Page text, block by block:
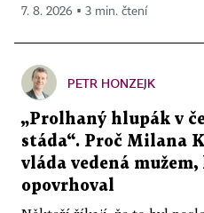
7. 8. 2026 ▪ 3 min. čtení
PETR HONZEJK
„Prolhaný hlupák v
stáda“. Proč Milana
vláda vedená
opovrhoval